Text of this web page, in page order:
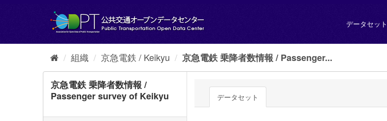
し
データセット
組織 京急電鉄 / Keikyu 京急電鉄 乗降者数情報 / Passenger...
京急電鉄 乗降者数情報 /
Passenger survey of Keikyu
データセット